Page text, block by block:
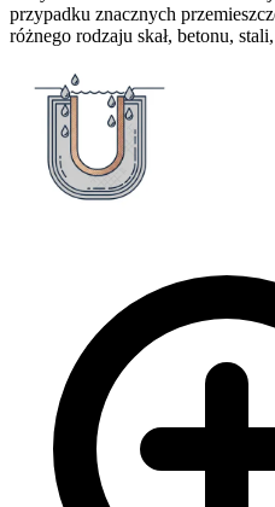
przypadku znacznych
różnego rodzaju skał, betonu,